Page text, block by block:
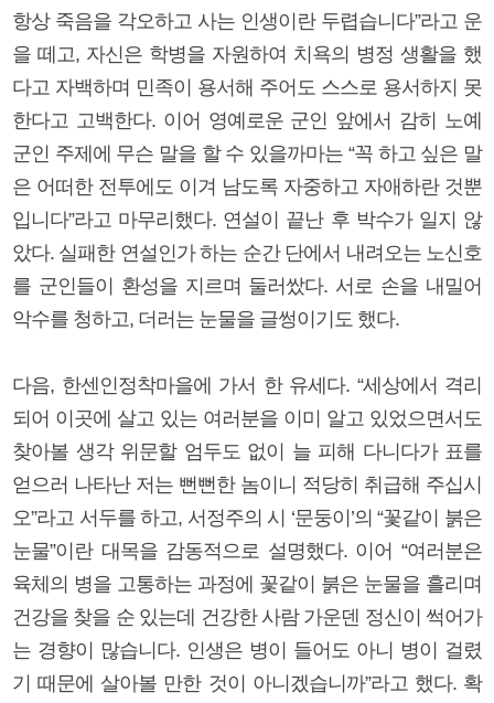
항상 죽음을 각오하고 사는 인생이란 두렵습니다”라고 운
을 떼고, 자신은 학병을 자원하여 치욕의 병정 생활을 했
다고 자백하며 민족이 용서해 주어도 스스로 용서하지 못
한다고 고백한다. 이어 영예로운 군인 앞에서 감히 노예
군인 주제에 무슨 말을 할 수 있을까마는 “꼭 하고 싶은 말
은 어떠한 전투에도 이겨 남도록 자중하고 자애하란 것뿐
입니다”라고 마무리했다. 연설이 끝난 후 박수가 일지 않
았다. 실패한 연설인가 하는 순간 단에서 내려오는 노신호
를 군인들이 환성을 지르며 둘러쌌다. 서로 손을 내밀어
악수를 청하고, 더러는 눈물을 글썽이기도 했다.
다음, 한센인정착마을에 가서 한 유세다. “세상에서 격리
되어 이곳에 살고 있는 여러분을 이미 알고 있었으면서도
찾아볼 생각 위문할 엄두도 없이 늘 피해 다니다가 표를
얻으러 나타난 저는 뻔뻔한 놈이니 적당히 취급해 주십시
오”라고 서두를 하고, 서정주의 시 ‘문둥이’의 “꽃같이 붉은
눈물”이란 대목을 감동적으로 설명했다. 이어 “여러분은
육체의 병을 고통하는 과정에 꽃같이 붉은 눈물을 흘리며
건강을 찾을 순 있는데 건강한 사람 가운덴 정신이 썩어가
는 경향이 많습니다. 인생은 병이 들어도 아니 병이 걸렸
기 때문에 살아볼 만한 것이 아니겠습니까”라고 했다. 확